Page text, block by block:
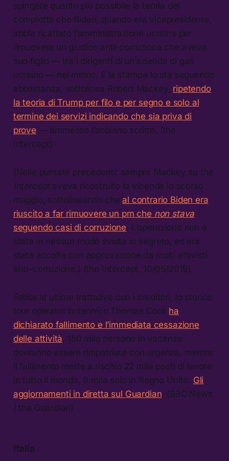
spingere quanto più possibile la teoria del
complotto che Biden, quando era vicepresidente,
abbia ricattato l’amministrazione ucraina per
rimuovere un giudice anti-corruzione che aveva
suo figlio — tra i dirigenti di un’azienda di gas
ucraino — nel mirino. E la stampa lo sta seguendo
abbastanza, sottolinea Robert Mackey, ripetendo
la teoria di Trump per filo e per segno e solo al
termine dei servizi indicando che sia priva di
prove — ammesso l’abbiano scritto. (the
Intercept)
(Nelle puntate precedenti: sempre Mackey su the
Interceptaveva ricostruito la vicenda lo scorso
maggio, sottolineando cheal contrario Biden era
riuscito a far rimuovere un pm che non stava
seguendo casi di corruzione. L’operazione non è
stata in nessun modo svolta in segreto, ed era
stata accolta con approvazione da molti attivisti
anti–corruzione.) (the Intercept, 10/05/2019)
Fallite le ultime trattative con i creditori, lo storico
tour operator britannico Thomas Cook ha
dichiarato fallimento e l’immediata cessazione
delle attività. 150 mila persone in vacanza
dovranno essere rimpatriate con urgenza, mentre
il fallimento mette a rischio 22 mila posti di lavoro
in tutto il mondo, 9 mila solo in Regno Unito. Gli
aggiornamenti in diretta sul Guardian. (BBC News
/ the Guardian)
Italia